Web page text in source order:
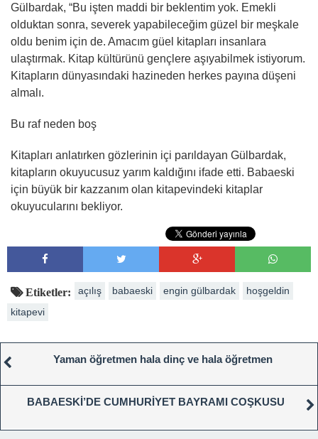
Gülbardak, “Bu işten maddi bir beklentim yok. Emekli
olduktan sonra, severek yapabileceğim güzel bir meşkale
oldu benim için de. Amacım güel kitapları insanlara
ulaştırmak. Kitap kültürünü gençlere aşıyabilmek istiyorum.
Kitapların dünyasındaki hazineden herkes payına düşeni
almalı.
Bu raf neden boş
Kitapları anlatırken gözlerinin içi parıldayan Gülbardak,
kitapların okuyucusuz yarım kaldığını ifade etti. Babaeski
için büyük bir kazzanım olan kitapevindeki kitaplar
okuyucularını bekliyor.
Etiketler: açılış babaeski engin gülbardak
hoşgeldin
kitapevi
Yaman öğretmen hala dinç ve hala öğretmen
BABAESKİ’DE CUMHURİYET BAYRAMI COŞKUSU